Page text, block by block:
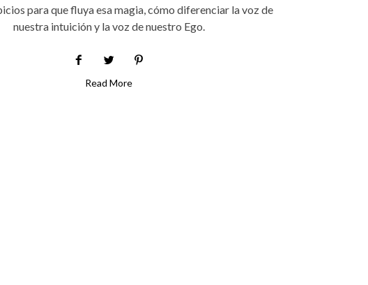
para que fluya esa magia, cómo diferenciar la voz de
nuestra intuición y la voz de nuestro Ego.
Read More